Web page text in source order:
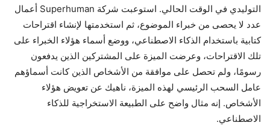
التوليدي في الوقت الحالي. استوعبت شركة Superhuman أعمال
عدد لا يحصى من خبراء الموضوع، ثم استخدمتها لإنشاء اقتراحات
كتابية باستخدام الذكاء الاصطناعي، ووضع أسماء هؤلاء الخبراء على
تلك الاقتراحات، وعرضت الميزة على المشتركين الذين يدفعون
رسومًا، ولم تحصل على موافقة من الأشخاص الذين كانت أسماؤهم
عامل السحب الرئيسي لهذه الميزة، ناهيك عن تعويض هؤلاء
الأشخاص. إنه مثال واضح على الطبيعة الاستخراجية للذكاء
الاصطناعي.